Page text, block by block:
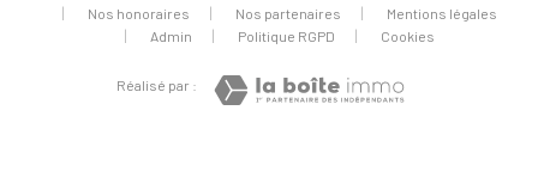
Nos honoraires
Nos partenaires
Mentions légales
Admin
Politique RGPD Cookies
Réalisé par :